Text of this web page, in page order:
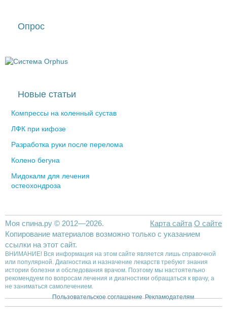
Опрос
Новые статьи
Компрессы на коленный сустав
ЛФК при кифозе
Разработка руки после перелома
Колено бегуна
Мидокалм для лечения
остеохондроза
Карта сайта О сайте
Моя спина.ру © 2012—2026.
Копирование материалов возможно только с указанием
ссылки на этот сайт.
ВНИМАНИЕ! Вся информация на этом сайте является лишь справочной
или популярной. Диагностика и назначение лекарств требуют знания
истории болезни и обследования врачом. Поэтому мы настоятельно
рекомендуем по вопросам лечения и диагностики обращаться к врачу, а
не заниматься самолечением.
Пользовательское соглашение Рекламодателям